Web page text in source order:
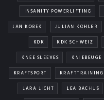
INSANITY POWERLIFTING
JAN KOBEK JULIAN KOHLER
KDK KDK SCHWEIZ
KNEE SLEEVES KNIEBEUGE
KRAFTSPORT KRAFTTRAINING
LARA LICHT LEA BACHUS